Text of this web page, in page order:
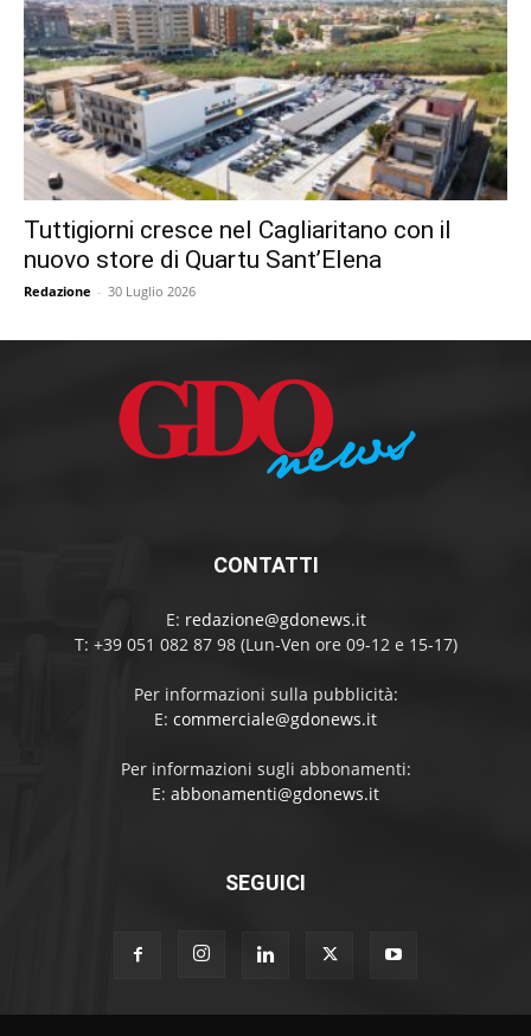
Tuttigiorni cresce nel Cagliaritano con il
nuovo store di Quartu Sant’Elena
Redazione - 30 Luglio 2026
CONTATTI
E: redazione@gdonews.it
T: +39 051 082 87 98 (Lun-Ven ore 09-12 e 15-17)
Per informazioni sulla pubblicità:
E: commerciale@gdonews.it
Per informazioni sugli abbonamenti:
E: abbonamenti@gdonews.it
SEGUICI